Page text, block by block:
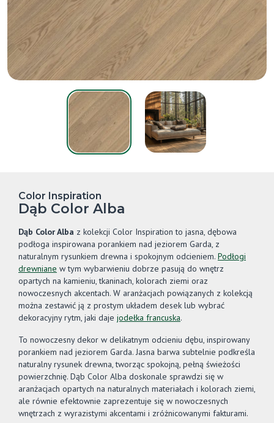
Color Inspiration
Dąb Color Alba
Dąb Color Alba z kolekcji Color Inspiration to jasna, dębowa
podłoga inspirowana porankiem nad jeziorem Garda, z
naturalnym rysunkiem drewna i spokojnym odcieniem. Podłogi
drewniane w tym wybarwieniu dobrze pasują do wnętrz
opartych na kamieniu, tkaninach, kolorach ziemi oraz
nowoczesnych akcentach. W aranżacjach powiązanych z kolekcją
można zestawić ją z prostym układem desek lub wybrać
dekoracyjny rytm, jaki daje jodełka francuska.
To nowoczesny dekor w delikatnym odcieniu dębu, inspirowany
porankiem nad jeziorem Garda. Jasna barwa subtelnie podkreśla
naturalny rysunek drewna, tworząc spokojną, pełną świeżości
powierzchnię. Dąb Color Alba doskonale sprawdzi się w
aranżacjach opartych na naturalnych materiałach i kolorach ziemi,
ale równie efektownie zaprezentuje się w nowoczesnych
wnętrzach z wyrazistymi akcentami i zróżnicowanymi fakturami.